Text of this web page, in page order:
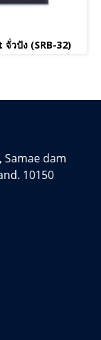
วปัง (SRB-32)
Samae dam
10150